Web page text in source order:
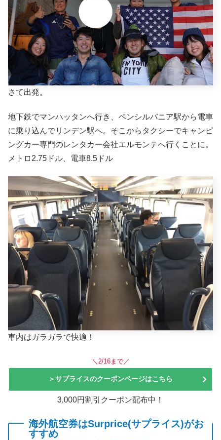
さて出発。
地下鉄でマンハッタンへ行き、ペンシルバニア駅から電車
に乗り込んでリンデン駅へ。そこからタクシーでキャンピ
ングカー専門のレンタカー会社エルモンテへ行くことに。
メトロ2.75ドル、電車8.5ドル
車内はガラガラで快適！
＼2/16まで／
＞サプライスのクーポンページはこちら
3,000円割引クーポン配布中！
海外航空券はSurprice(サプライス)がお
すすめ